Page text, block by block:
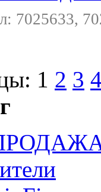
7025633,
1 2 3 4